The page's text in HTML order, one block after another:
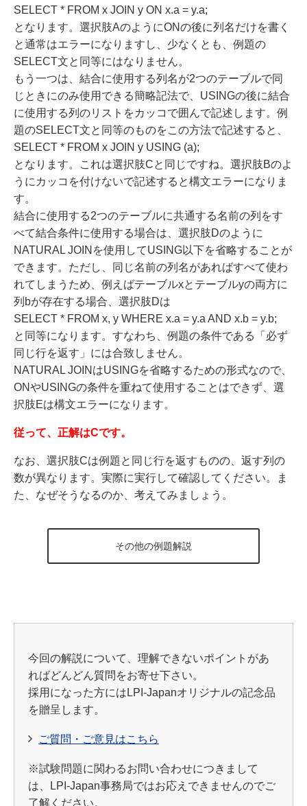
SELECT * FROM x JOIN y ON x.a = y.a;
となります。選択肢AのようにONの後に列名だけを書く
と通常はエラーになりますし、少なくとも、例題の
SELECT文と同等にはなりません。
もう一つは、結合に使用する列名が2つのテーブルで同
じときにのみ使用できる簡略記法で、USINGの後に結合
に使用する列のリストをカッコで囲んで記述します。例
題のSELECT文と同等のものをこの方法で記述すると、
SELECT * FROM x JOIN y USING (a);
となります。これは選択肢Cと同じですね。選択肢Bのよ
うにカッコを付けないで記述すると構文エラーになりま
す。
結合に使用する2つのテーブルに共通する名前の列をす
べて結合条件に使用する場合は、選択肢Dのように
NATURAL JOINを使用してUSING以下を省略することが
できます。ただし、同じ名前の列名があればすべて使わ
れてしまうため、例えばテーブルxとテーブルyの両方に
列bが存在する場合、選択肢Dは
SELECT * FROM x, y WHERE x.a = y.a AND x.b = y.b;
と同等になります。すなわち、例題の条件である「必ず
同じ行を返す」には合致しません。
NATURAL JOINはUSINGを省略するための形式なので、
ONやUSINGの条件を重ねて使用することはできず、選
択肢Eは構文エラーになります。
従って、正解はCです。
なお、選択肢Cは例題と同じ行を返すものの、返す列の
数が異なります。実際に実行して確認してください。ま
た、なぜそうなるのか、考えてみましょう。
その他の例題解説
今回の解説について、理解できないポイントがあ
ればどんどん質問をお寄せ下さい。
採用になった方にはLPI-Japanオリジナルの記念品
を贈呈します。
ご質問・ご意見はこちら
※試験問題に関わるお問い合わせにつきまして
は、LPI-Japan事務局ではお応えできませんのでご
了解ください。